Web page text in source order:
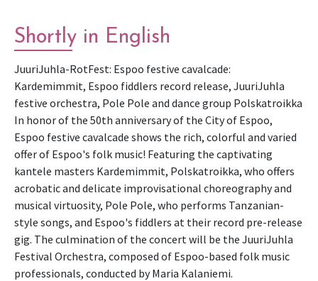
Shortly in English
JuuriJuhla-RotFest: Espoo festive cavalcade:
Kardemimmit, Espoo fiddlers record release, JuuriJuhla
festive orchestra, Pole Pole and dance group Polskatroikka
In honor of the 50th anniversary of the City of Espoo,
Espoo festive cavalcade shows the rich, colorful and varied
offer of Espoo's folk music! Featuring the captivating
kantele masters Kardemimmit, Polskatroikka, who offers
acrobatic and delicate improvisational choreography and
musical virtuosity, Pole Pole, who performs Tanzanian-
style songs, and Espoo's fiddlers at their record pre-release
gig. The culmination of the concert will be the JuuriJuhla
Festival Orchestra, composed of Espoo-based folk music
professionals, conducted by Maria Kalaniemi.